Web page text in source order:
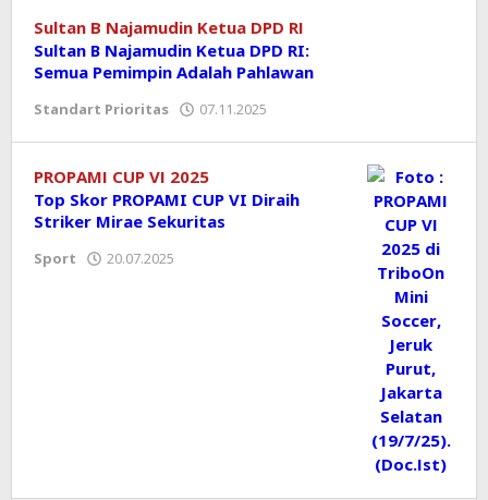
Sultan B Najamudin Ketua DPD RI
Sultan B Najamudin Ketua DPD RI:
Semua Pemimpin Adalah Pahlawan
Standart Prioritas 07.11.2025
PROPAMI CUP VI 2025
Top Skor PROPAMI CUP VI Diraih
Striker Mirae Sekuritas
Sport 20.07.2025